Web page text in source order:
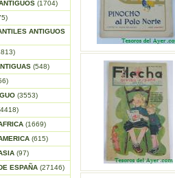
(1704)
ANTIGUOS
(548)
(3553)
(1669)
(615)
(97)
ESPAÑA (27146)